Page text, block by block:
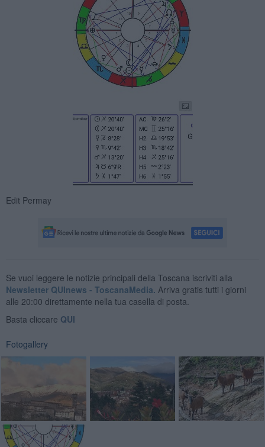
Edit Permay
Se vuoi leggere le notizie principali della Toscana iscriviti alla
Newsletter QUInews - ToscanaMedia. Arriva gratis tutti i giorni
alle 20:00 direttamente nella tua casella di posta.
Basta cliccare QUI
Fotogallery